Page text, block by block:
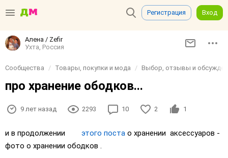
Регистрация Вход
Алена / Zefir
Ухта, Россия
Сообщества Товары, покупки и мода Выбор, отзывы и
про хранение ободков...
9 лет назад 2293 10 2 1
и в продолжении этого поста о хранении аксессуаров -
фото о хранении ободков .